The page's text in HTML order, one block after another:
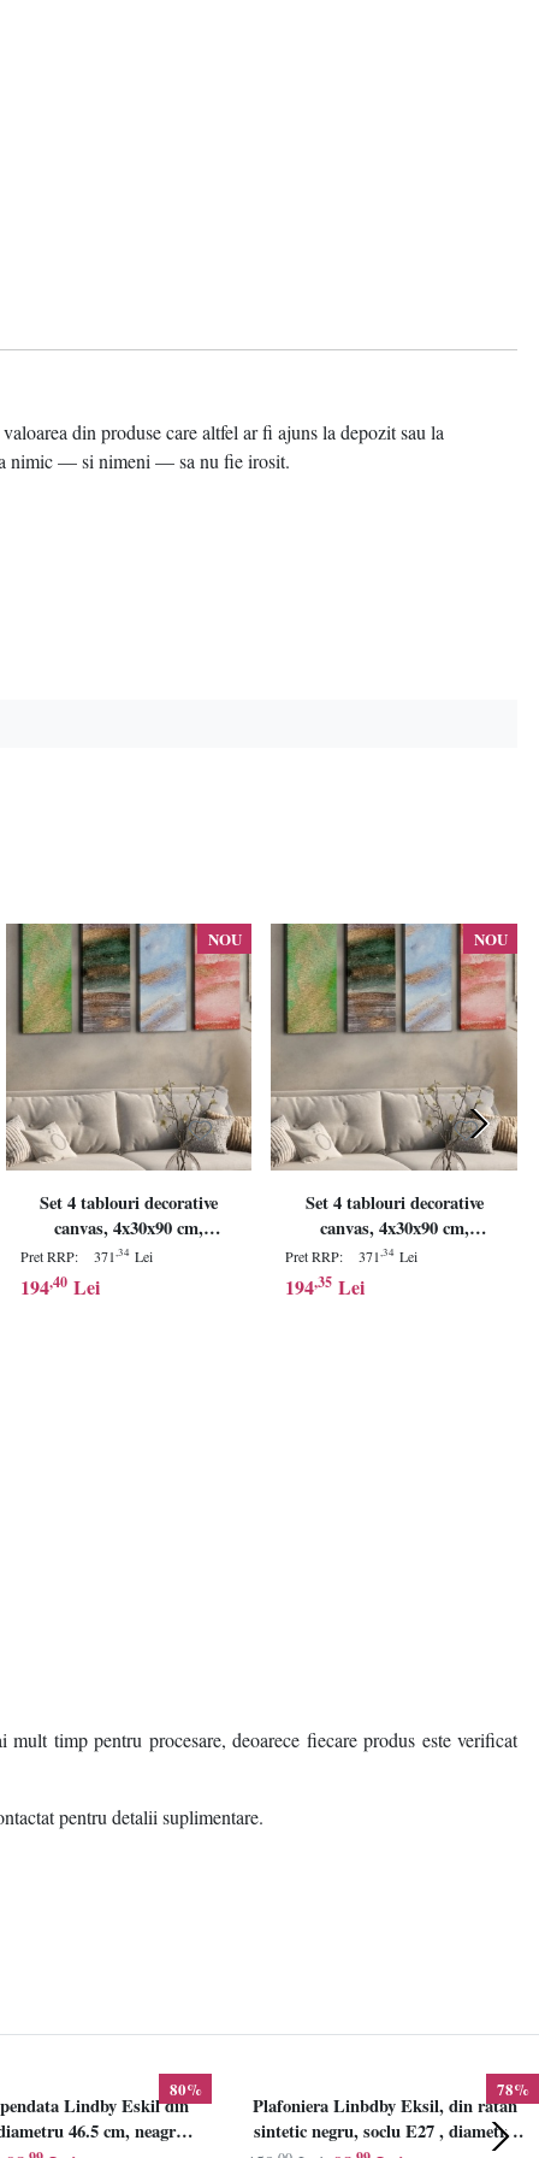
din produse care altfel ar fi ajuns la depozit sau la
nimic — si nimeni — sa nu fie irosit.
NOU
Set 4 tablouri decorative
canvas, 4x30x90 cm,
panza/lemn, multicolor -
Verificat A · Re-Bloom
Pret RRP: 371,34 Lei
194,40 Lei
NOU
Set 4 tablouri decorative
canvas, 4x30x90 cm,
panza/lemn, multicolor -
Verificat A · Re-Bloom
Pret RRP: 371,34 Lei
194,35 Lei
timp pentru procesare, deoarece fiecare produs este verificat
pentru detalii suplimentare.
80%
Lindby Eskil din
46.5 cm, neagra,
78%
Plafoniera Linbdby Eksil, din ratan
sintetic negru, soclu E27 , diametru